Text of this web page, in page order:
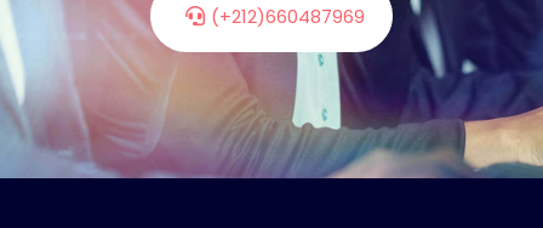
(+212)660487969